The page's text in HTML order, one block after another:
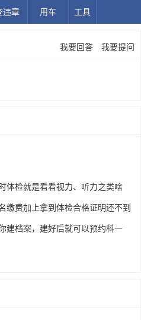
违章 用车 工具
我要回答 我要提问
体检就是看看视力、听力之类啥
缴费加上拿到体检合格证明还不到
建档案，建好后就可以预约科一